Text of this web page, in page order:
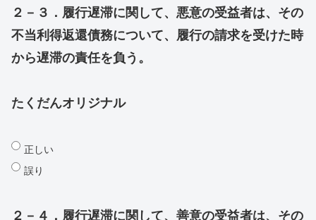
２－３．履行遅滞に関して、悪意の受益者は、その
不当利得返還債務について、履行の請求を受けた時
から遅滞の責任を負う。
たくだんオリジナル
正しい
誤り
２－４．履行遅滞に関して、善意の受益者は、その